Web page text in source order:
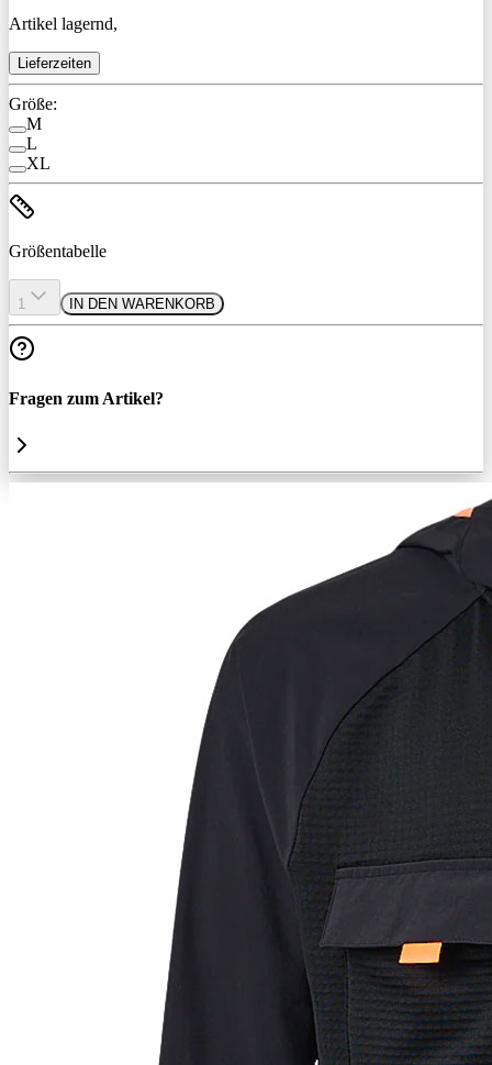
Artikel lagernd,
Lieferzeiten
Größe:
M
L
XL
Größentabelle
1 IN DEN WARENKORB
Fragen zum Artikel?